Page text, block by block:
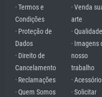
· Termos e
Condições
· Proteção de
Dados
· Direito de
Cancelamento
· Reclamações
· Quem Somos
· Venda
arte
· Qualidade
· Imagens
nosso
trabalho
·
· Solicitar